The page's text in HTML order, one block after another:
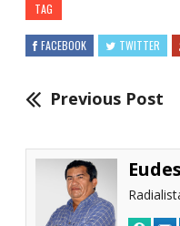
TAG
FACEBOOK TWITTER
Previous Post